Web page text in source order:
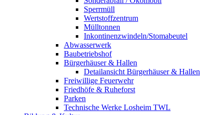
Sperrmüll
Wertstoffzentrum
Mülltonnen
Inkontinenzwindeln/Stomabeutel
Abwasserwerk
Baubetriebshof
Bürgerhäuser & Hallen
Detailansicht Bürgerhäuser & Hallen
Freiwillige Feuerwehr
Friedhöfe & Ruheforst
Parken
Technische Werke Losheim TWL